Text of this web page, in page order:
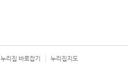
누리집 바로잡기 누리집지도